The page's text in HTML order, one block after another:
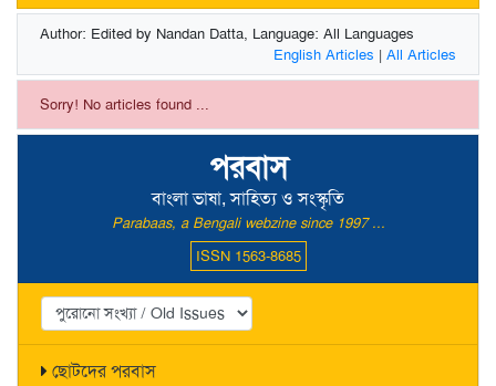
পরবাস
বাংলা ভাষা, সাহিত্য ও সংস্কৃতি
Parabaas, a Bengali webzine since 1997 ...
ISSN 1563-8685
ছোটদের পরবাস
Author: Edited by Nandan Datta, Language: All Languages
English Articles | All Articles
Sorry! No articles found ...